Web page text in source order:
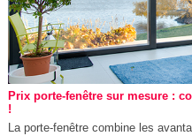
Prix porte-fenêtre sur mesure :
!
La porte-fenêtre combine les